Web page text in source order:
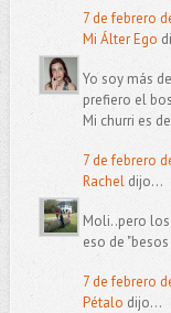
7 de febrero
Mi Álter Ego
Yo soy más
prefiero el
Mi churri es
7 de febrero
Racheldijo...
Moli..pero
eso de
7 de febrero
Pétalo dijo...